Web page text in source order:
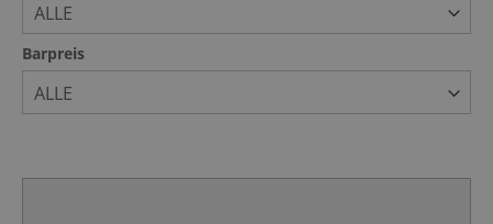
ALLE
Barpreis
ALLE